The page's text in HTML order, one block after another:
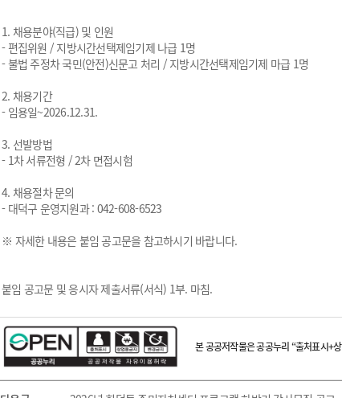
1. 채용분야(직급) 및 인원
- 편집위원 / 지방시간선택제임기제 나급 1명
- 불법 주정차 국민(안전)신문고 처리 / 지방시간선택제임기제 마급 1명
2. 채용기간
- 임용일~2026.12.31.
3. 선발방법
- 1차 서류전형 / 2차 면접시험
4. 채용절차 문의
- 대덕구 운영지원과 : 042-608-6523
※ 자세한 내용은 붙임 공고문을 참고하시기 바랍니다.
붙임 공고문 및 응시자 제출서류(서식) 1부. 마침.
본 공공저작물은 공공누리 “출처표시+